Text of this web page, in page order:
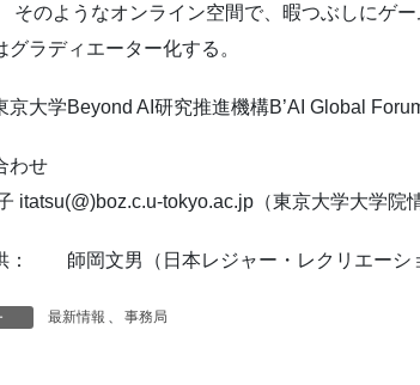
そのようなオンライン空間で、暇つぶしにゲ
グラディエーター化する。
大学Beyond AI研究推進機構B’AI Global
わせ
itatsu(@)boz.c.u-tokyo.ac.jp（東京大学大学院
： 師岡文男（日本レジャー・レクリエーシ
最新情報 事務局